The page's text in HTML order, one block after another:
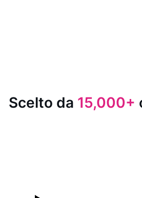
Scelto da 15,000+